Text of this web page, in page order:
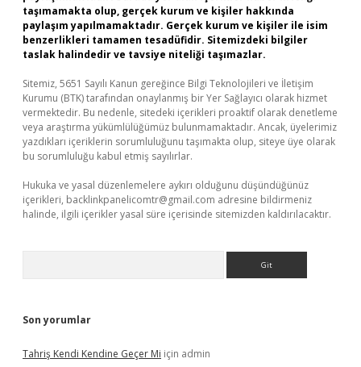
taşımamakta olup, gerçek kurum ve kişiler hakkında
paylaşım yapılmamaktadır. Gerçek kurum ve kişiler ile isim
benzerlikleri tamamen tesadüfidir. Sitemizdeki bilgiler
taslak halindedir ve tavsiye niteliği taşımazlar.
Sitemiz, 5651 Sayılı Kanun gereğince Bilgi Teknolojileri ve İletişim
Kurumu (BTK) tarafından onaylanmış bir Yer Sağlayıcı olarak hizmet
vermektedir. Bu nedenle, sitedeki içerikleri proaktif olarak denetleme
veya araştırma yükümlülüğümüz bulunmamaktadır. Ancak, üyelerimiz
yazdıkları içeriklerin sorumluluğunu taşımakta olup, siteye üye olarak
bu sorumluluğu kabul etmiş sayılırlar.
Hukuka ve yasal düzenlemelere aykırı olduğunu düşündüğünüz
içerikleri, backlinkpanelicomtr@gmail.com adresine bildirmeniz
halinde, ilgili içerikler yasal süre içerisinde sitemizden kaldırılacaktır.
Son yorumlar
Tahriş Kendi Kendine Geçer Mi için admin